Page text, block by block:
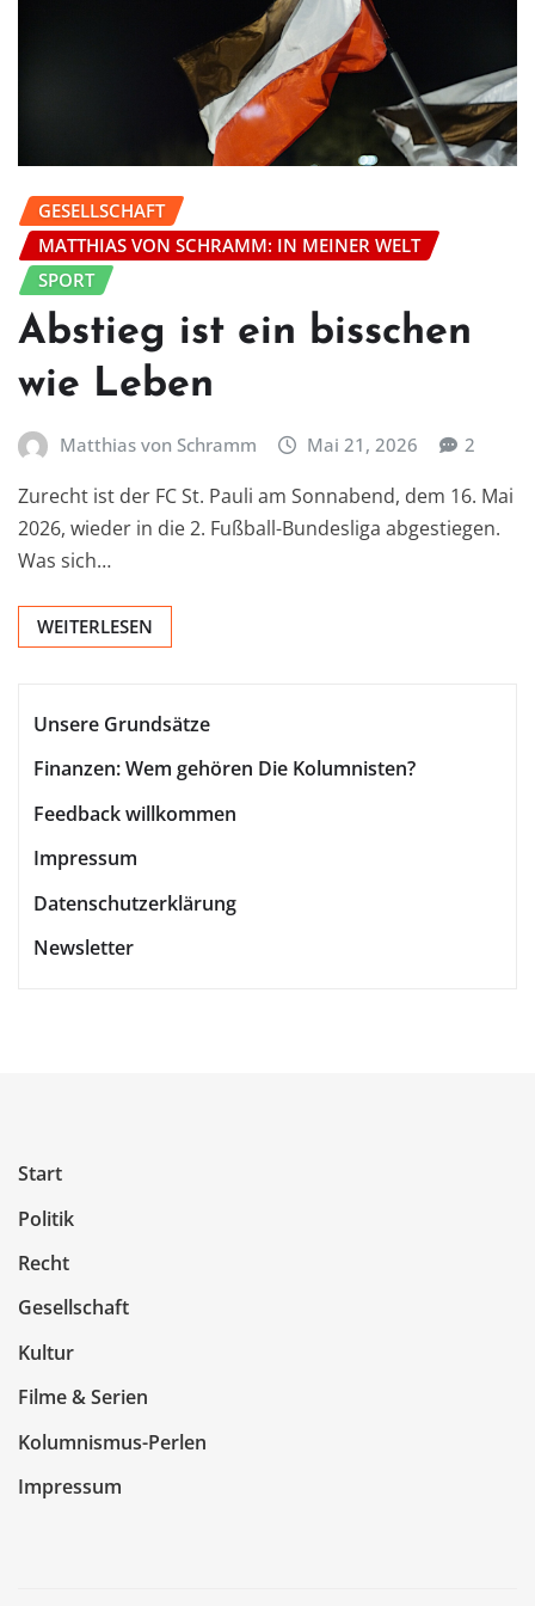
GESELLSCHAFT
MATTHIAS VON SCHRAMM: IN MEINER WELT
SPORT
Abstieg ist ein bisschen
wie Leben
Matthias von Schramm Mai 21, 2026 2
Zurecht ist der FC St. Pauli am Sonnabend, dem 16. Mai
2026, wieder in die 2. Fußball-Bundesliga abgestiegen.
Was sich…
WEITERLESEN
Unsere Grundsätze
Finanzen: Wem gehören Die Kolumnisten?
Feedback willkommen
Impressum
Datenschutzerklärung
Newsletter
Start
Politik
Recht
Gesellschaft
Kultur
Filme & Serien
Kolumnismus-Perlen
Impressum